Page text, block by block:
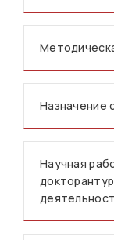
Назначение
Научная